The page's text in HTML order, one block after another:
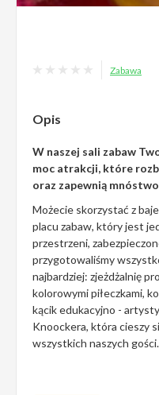
Zabawa
Opis
W naszej sali zabaw
moc atrakcji, które
oraz zapewnią
Możecie skorzystać z
placu zabaw, który jest
przestrzeni,
przygotowaliśmy
najbardziej: zjeżdżalnię
kolorowymi piłeczkami,
kącik edukacyjno -
Knoockera, która cieszy
wszystkich naszych gości.